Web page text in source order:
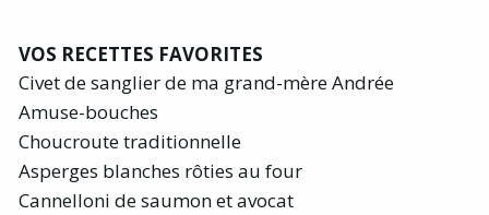
VOS RECETTES FAVORITES
Civet de sanglier de ma grand-mère Andrée
Amuse-bouches
Choucroute traditionnelle
Asperges blanches rôties au four
Cannelloni de saumon et avocat